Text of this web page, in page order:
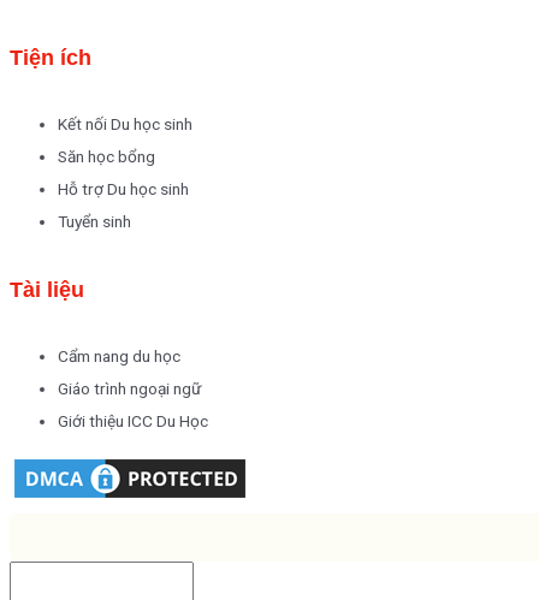
Tiện ích
Kết nối Du học sinh
Săn học bổng
Hỗ trợ Du học sinh
Tuyển sinh
Tài liệu
Cẩm nang du học
Giáo trình ngoại ngữ
Giới thiệu ICC Du Học